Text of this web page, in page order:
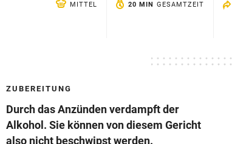
Suchbegriff
© Krone Multimedia GmbH & Co KG 2026
MITTEL 20 MIN GESAMTZEIT
ZUBEREITUNG
Durch das Anzünden verdampft der
Alkohol. Sie können von diesem Gericht
also nicht beschwipst werden.